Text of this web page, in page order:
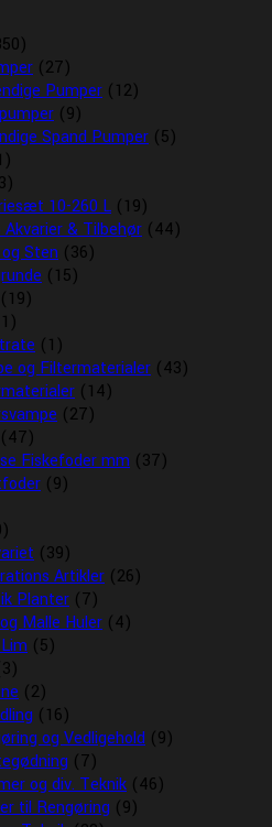
(27)
Pumper (12)
(9)
Spand Pumper (5)
10-260 L (19)
Akvarier & Tilbehør (44)
Sten (36)
(15)
(19)
(1)
og Filtermaterialer (43)
(14)
(27)
(47)
Fiskefoder mm (37)
(9)
(39)
Artikler (26)
Planter (7)
Malle Huler (4)
(5)
(2)
(16)
og Vedligehold (9)
(7)
og div. Teknik (46)
til Rengøring (9)